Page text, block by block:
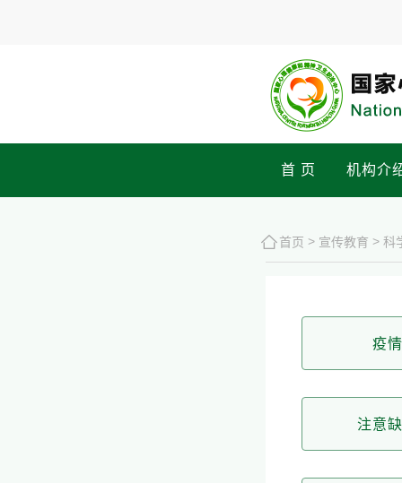
首 页 机构介
首页 > 宣传教育 > 科
疫
注意